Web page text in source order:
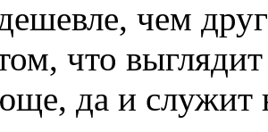
чем
что
да и служит